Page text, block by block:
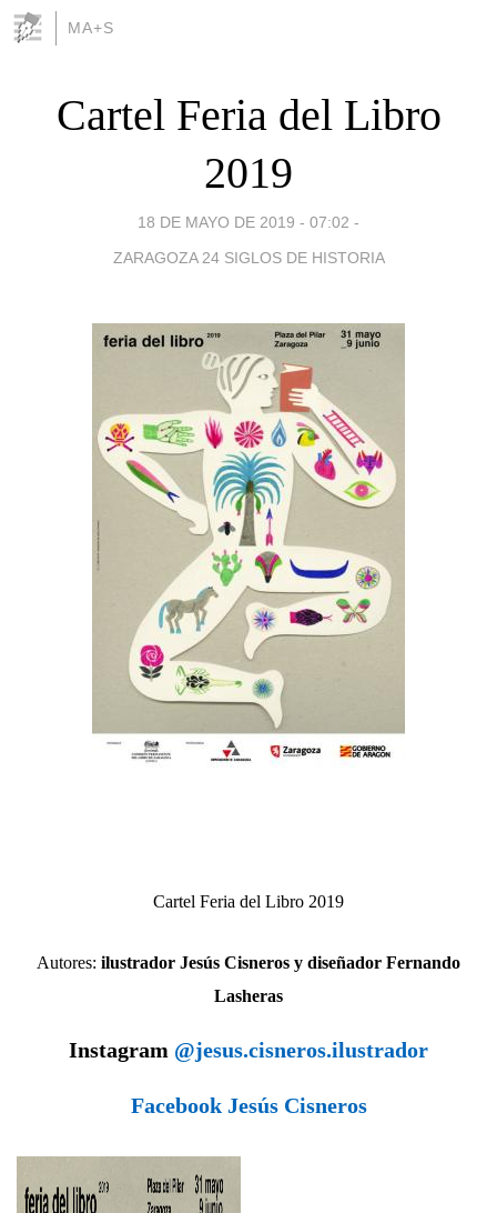
MA+S
Cartel Feria del Libro
2019
18 DE MAYO DE 2019 - 07:02 -
ZARAGOZA 24 SIGLOS DE HISTORIA
Cartel Feria del Libro 2019
Autores: ilustrador Jesús Cisneros y diseñador Fernando
Lasheras
Instagram @jesus.cisneros.ilustrador
Facebook Jesús Cisneros